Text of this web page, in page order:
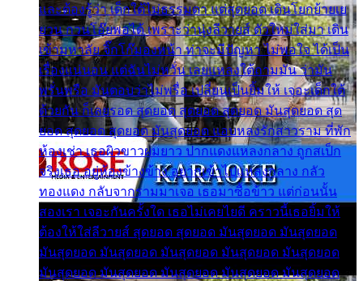
และต้องรู้ว่า เด็กใต้ไม่ธรรมดา แต่สุดยอด เดินโยกย้ายเย
ยวน กวนโอ๊ยพอได้ เพราะว่านุ่งลีวายส์ ตัวใหม่ใส่มา เดิน
เข้ามหาลัย จิ๊กโก๊มองหน้า ท่าจะมีปัญหา ไม่พอใจ ได้เป็น
เรื่องแน่นอน แต่ฉันไม่หวั่น เลยแหลงใต้ถามมัน ว่ามัน
พรั่นพรือ มันตอบว่าไม่พรื่อ เปลี่ยนเป็นยิ้มให้ เจอะเด็กใต้
ด้วยกัน ก็เลยรอด สุดยอด สุดยอด สุดยอด มันสุดยอด สุด
ยอด สุดยอด สุดยอด มันสุดยอด แอบหลงรักสาวราม ที่พัก
ห้องเช่า เธอผิวขาวผมยาว ปากแดงแหลงกลาง ถูกสเป็ก
จริงเธอ อยู่ห้องข้างข้าง อยากเข้าไปแหลงกลาง กลัว
ทองแดง กลับจากรามมาเจอ เธอมาซื้อข้าว แต่ก่อนนั้น
สองเรา เจอะกันครั้งใด เธอไม่เคยไยดี คราวนี้เธอยิ้มให้
ต้องให้ใส่ลีวายส์ สุดยอด สุดยอด มันสุดยอด มันสุดยอด
มันสุดยอด มันสุดยอด มันสุดยอด มันสุดยอด มันสุดยอด
มันสุดยอด มันสุดยอด มันสุดยอด มันสุดยอด มันสุดยอด